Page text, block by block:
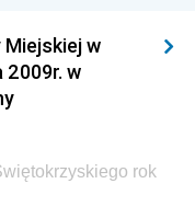
Dróg
Miejskiej w
w
rok